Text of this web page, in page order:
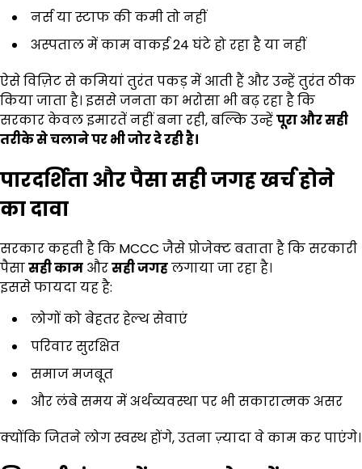
नर्स या स्टाफ की कमी तो नहीं
अस्पताल में काम वाकई 24 घंटे हो रहा है या नहीं
ऐसे विज़िट से कमियां तुरंत पकड़ में आती हैं और उन्हें तुरंत ठीक
किया जाता है। इससे जनता का भरोसा भी बढ़ रहा है कि
सरकार केवल इमारतें नहीं बना रही, बल्कि उन्हेंपूरा और सही
तरीके से चलाने पर भी जोर दे रही है।
पारदर्शिता और पैसा सही जगह खर्च होने
का दावा
सरकार कहती है कि MCCC जैसे प्रोजेक्ट बताता है कि सरकारी
पैसासही काम औरसही जगहलगाया जा रहा है।
इससे फायदा यह है:
लोगों को बेहतर हेल्थ सेवाएं
परिवार सुरक्षित
समाज मजबूत
और लंबे समय में अर्थव्यवस्था पर भी सकारात्मक असर
क्योंकि जितने लोग स्वस्थ होंगे, उतना ज़्यादा वे काम कर पाएंगे।